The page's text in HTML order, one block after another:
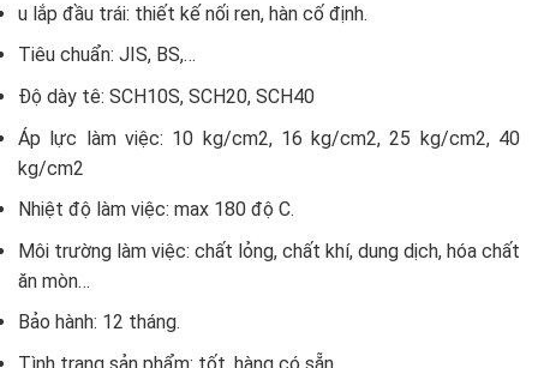
u lắp đầu trái: thiết kế nối ren, hàn cố định.
Tiêu chuẩn: JIS, BS,…
Độ dày tê: SCH10S, SCH20, SCH40
Áp lực làm việc: 10 kg/cm2, 16 kg/cm2, 25 kg/cm2, 40
kg/cm2
Nhiệt độ làm việc: max 180 độ C.
Môi trường làm việc: chất lỏng, chất khí, dung dịch, hóa chất
ăn mòn…
Bảo hành: 12 tháng.